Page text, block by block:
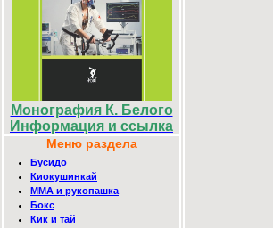
Монография К. Белого
Информация и ссылка
Меню раздела
Бусидо
Киокушинкай
MMA и рукопашка
Бокс
Кик и тай